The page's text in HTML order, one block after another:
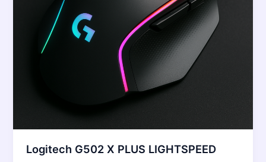
Logitech G502 X PLUS LIGHTSPEED